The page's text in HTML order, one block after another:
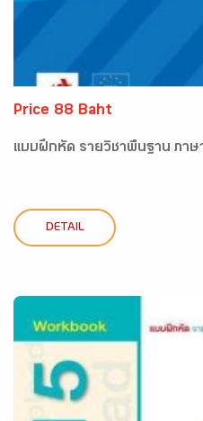
Price 88 Baht
แบบฝึกหัด รายวิชาพื้นฐาน ภาษ
DETAIL